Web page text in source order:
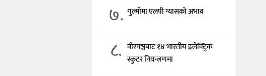
७. गुल्मीमा एलपी ग्यासको अभाव
८. वीरगञ्जबाट १४ भारतीय इलेक्ट्रिक
स्कुटर नियन्त्रणमा